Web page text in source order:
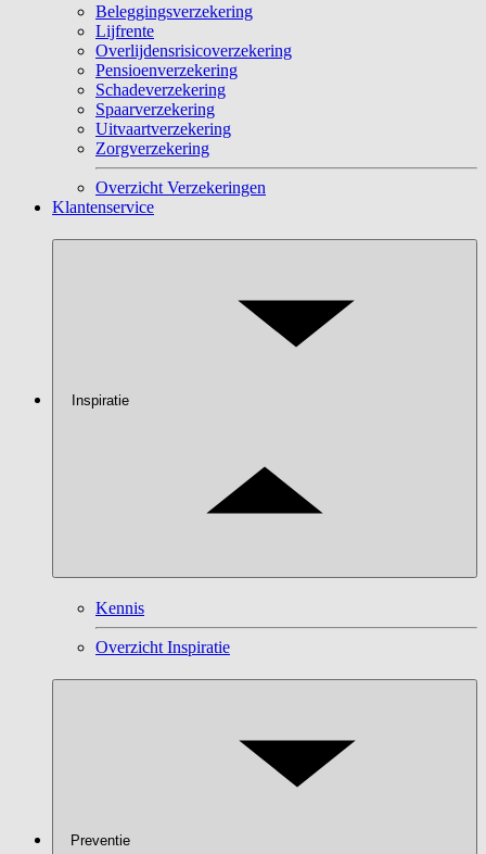
Beleggingsverzekering
Lijfrente
Overlijdensrisicoverzekering
Pensioenverzekering
Schadeverzekering
Spaarverzekering
Uitvaartverzekering
Zorgverzekering
Overzicht Verzekeringen
Klantenservice
Inspiratie
Kennis
Overzicht Inspiratie
Preventie